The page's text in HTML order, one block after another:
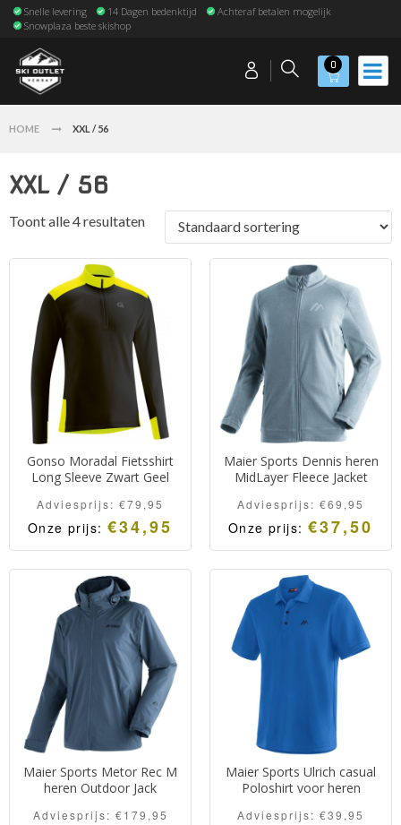
Snelle levering 14 Dagen bedenktijd
Achteraf betalen mogelijk
Snowplaza beste skishop
0
HOME XXL / 56
XXL / 56
Toont alle 4 resultaten
Gonso Moradal Fietsshirt
Long Sleeve Zwart Geel
Adviesprijs: €79,95
Onze prijs: €34,95
Maier Sports Dennis heren
MidLayer Fleece Jacket
Adviesprijs: €69,95
Onze prijs: €37,50
Maier Sports Metor Rec M
heren Outdoor Jack
Adviesprijs: €179,95
Maier Sports Ulrich casual
Poloshirt voor heren
Adviesprijs: €39,95